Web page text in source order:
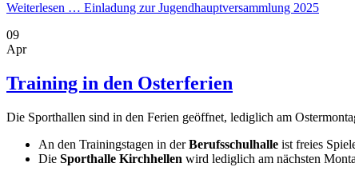
Weiterlesen … Einladung zur Jugendhauptversammlung 2025
09
Apr
Training in den Osterferien
Die Sporthallen sind in den Ferien geöffnet, lediglich am
An den Trainingstagen in derBerufsschulhalle ist freies
Die Sporthalle Kirchhellen wird lediglich am nächsten